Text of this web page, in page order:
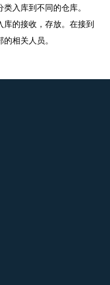
入库到不同的仓库。
接收，存放。在接到
相关人员。